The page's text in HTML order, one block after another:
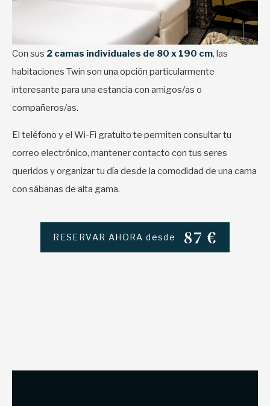
Con sus 2 camas individuales de 80 x 190 cm, las
habitaciones Twin son una opción particularmente
interesante para una estancia con amigos/as o
compañeros/as.
El teléfono y el Wi-Fi gratuito te permiten consultar tu
correo electrónico, mantener contacto con tus seres
queridos y organizar tu día desde la comodidad de una cama
con sábanas de alta gama.
RESERVAR AHORA desde 87 €